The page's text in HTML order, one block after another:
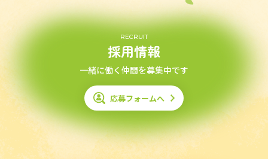
RECRUIT
採用情報
一緒に働く仲間を募集中です
応募フォームへ